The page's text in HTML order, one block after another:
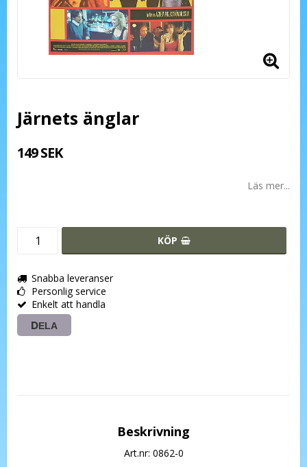
Järnets änglar
149 SEK
Läs mer...
KÖP
Snabba leveranser
Personlig service
Enkelt att handla
DELA
Beskrivning
Art.nr: 0862-0